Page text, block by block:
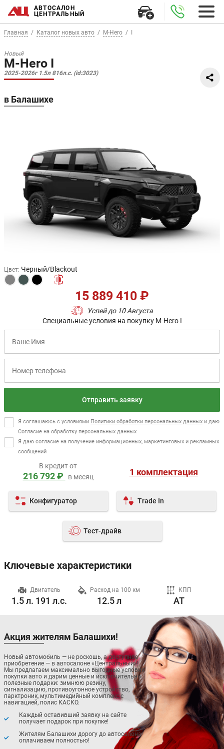
АВТОСАЛОН
ЦЕНТРАЛЬНЫЙ
Главная Каталог новых авто M-Hero
Новый
M-Hero I
2025-2026г 1.5л 816л.с. (id:3023)
в Балашихе
Цвет: Черный/Blackout
Успей до 10 Августа
15 889 410 ₽
Специальные условия на покупку M-Hero I
Отправить заявку
Я соглашаюсь с условиями Политики обработки персональных данных и даю
Согласие на обработку персональных данных
Я даю согласие на получение информационных, маркетинговых и рекламных
сообщений
1 комплектация
Конфигуратор Trade In
Тест-драйв
В кредит от
216 792 ₽ в месяц
Ключевые характеристики
Двигатель
1.5 л. 191 л.с.
Расход на 100 км
12.5 л
КПП
AT
Акция жителям Балашихи!
Новый автомобиль — не роскошь, а доступное
приобретение — в автосалоне «Центральный»!
Мы предлагаем максимально выгодные условия
покупки авто и дарим ценные и исключительно
полезные подарки: зимнюю резину,
сигнализацию, противоугонное устройство,
парктроник, мультимедийный комплекс с
навигацией, полис КАСКО.
Каждый оставивший заявку на сайте
получает подарок при покупке!
Жителям Балашихи дорогу до автосалона
оплачиваем полностью!